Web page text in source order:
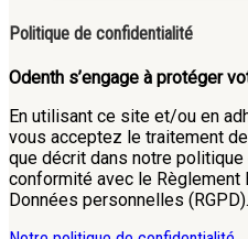
Politique de confidentialité
Odenth s’engage à protéger
En utilisant ce site et/ou en
vous acceptez le traitement
que décrit dans notre
conformité avec le Règlement
Données personnelles (RGPD).